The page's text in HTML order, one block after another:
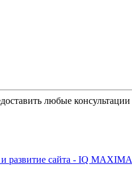
любые консультации
развитие сайта - IQ MAXIMA